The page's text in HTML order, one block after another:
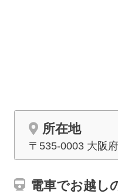
所在地
〒535-0003 大阪
電車でお越し